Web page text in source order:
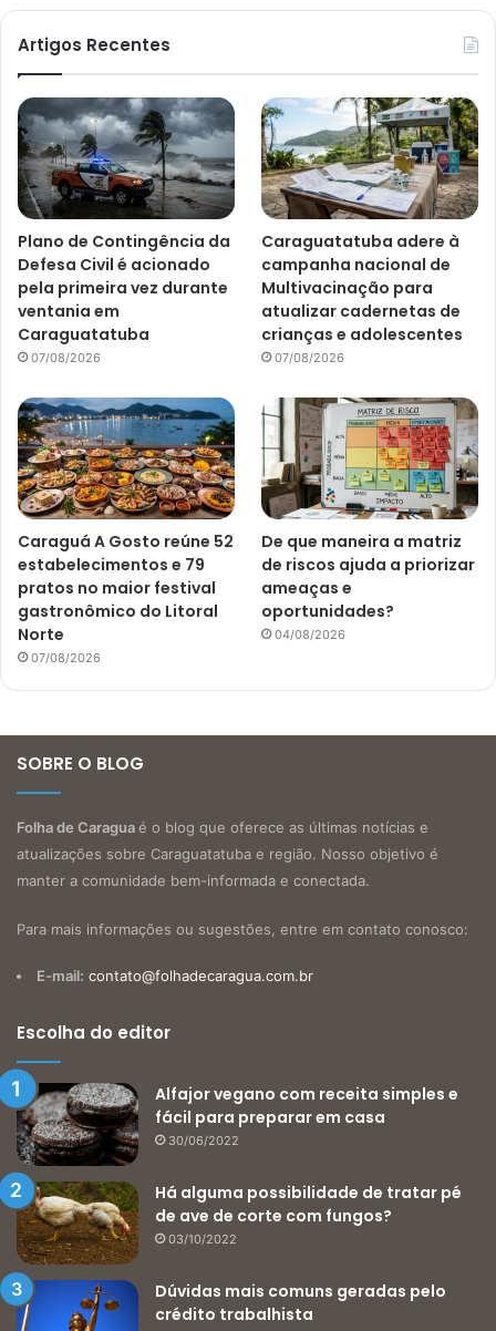
Artigos Recentes
Plano de Contingência da
Defesa Civil é acionado
pela primeira vez durante
ventania em
Caraguatatuba
07/08/2026
Caraguatatuba adere à
campanha nacional de
Multivacinação para
atualizar cadernetas de
crianças e adolescentes
07/08/2026
Caraguá A Gosto reúne 52
estabelecimentos e 79
pratos no maior festival
gastronômico do Litoral
Norte
07/08/2026
De que maneira a matriz
de riscos ajuda a priorizar
ameaças e
oportunidades?
04/08/2026
SOBRE O BLOG
Folha de Caraguaé o blog que oferece as últimas notícias e
atualizações sobre Caraguatatuba e região. Nosso objetivo é
manter a comunidade bem-informada e conectada.
Para mais informações ou sugestões, entre em contato conosco:
E-mail: contato@folhadecaragua.com.br
Escolha do editor
Alfajor vegano com receita simples e
fácil para preparar em casa
30/06/2022
Há alguma possibilidade de tratar pé
de ave de corte com fungos?
03/10/2022
Dúvidas mais comuns geradas pelo
crédito trabalhista